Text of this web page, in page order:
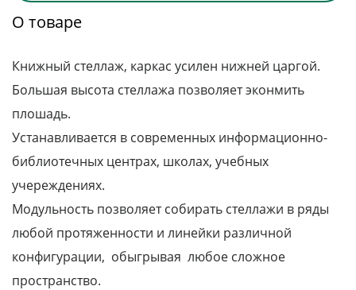
О товаре
Книжный стеллаж, каркас усилен нижней царгой.
Большая высота стеллажа позволяет эконмить
плошадь.
Устанавливается в современных информационно-
библиотечных центрах, школах, учебных
учереждениях.
Модульность позволяет собирать стеллажи в ряды
любой протяженности и линейки различной
конфигурации, обыгрывая любое сложное
пространство.